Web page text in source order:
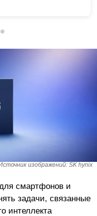
изображений: SK hynix
смартфонов и
задачи, связанные
интеллекта